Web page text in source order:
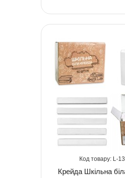
Крейда Шкільна